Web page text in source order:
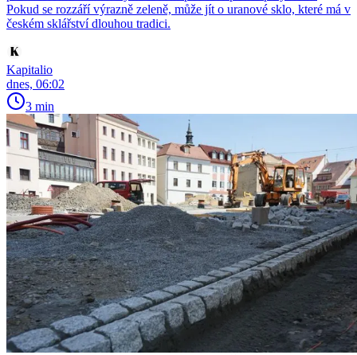
Pokud se rozzáří výrazně zeleně, může jít o uranové sklo, které má v
českém sklářství dlouhou tradici.
Kapitalio
dnes, 06:02
3 min